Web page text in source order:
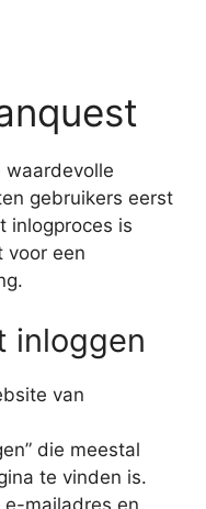
waardevolle
gebruikers eerst
inlogproces is
voor een
inloggen
van
die meestal
te vinden is.
mailadres en